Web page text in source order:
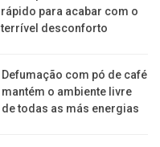
rápido para acabar com o
terrível desconforto
Defumação com pó de café
mantém o ambiente livre
de todas as más energias